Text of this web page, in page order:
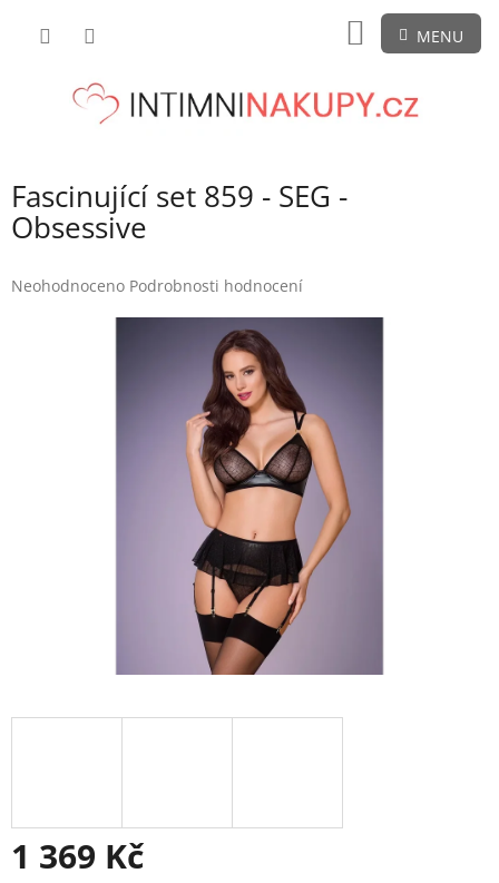
NÁKUPNÍ
KOŠÍK
Fascinující set 859 - SEG -
Obsessive
Průměrné
Neohodnoceno Podrobnosti hodnocení
1 369 Kč